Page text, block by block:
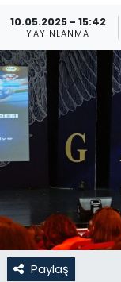
10.05.2025 - 15:42
YAYINLANMA
Paylaş
KKTC
Kültür
Magazin
Moda
Nöbetçi
Otomobil
Politika